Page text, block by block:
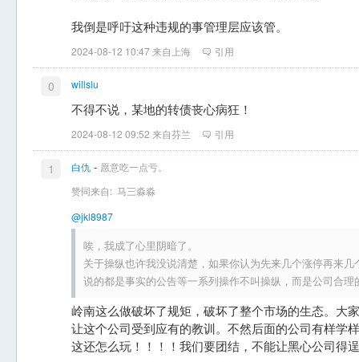
我倒是呼吁这种违规的事管理层应该管。
2024-08-12 10:47 来自上海 引用
0 willslu
不得不说，某地的转债丧心病狂！
2024-08-12 09:52 来自芬兰 引用
1 白仇 - 愿意吃一点亏。
赞同来自: 马三淼淼
@jkl8987
唉，我成了心里阴暗了。
关于操纵也许我没说清楚，如果你认为先来几个涨停再来
说的都是事实的公告等一系列操作不叫操纵，而是公司合
岭南这么做破坏了规矩，破坏了整个市场的生态。大
让这个公司受到应有的教训。不然后面的公司有样学
这还怎么玩！！！！我们要团结，不能让黑心公司得